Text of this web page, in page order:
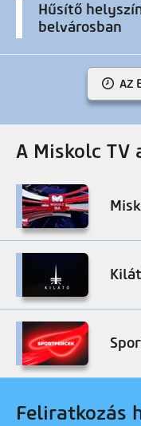
Hűsítő
belvárosban
AZ
A Miskolc TV
Feliratkozás